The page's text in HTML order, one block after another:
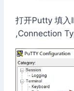
打开Putty 填
,Connection